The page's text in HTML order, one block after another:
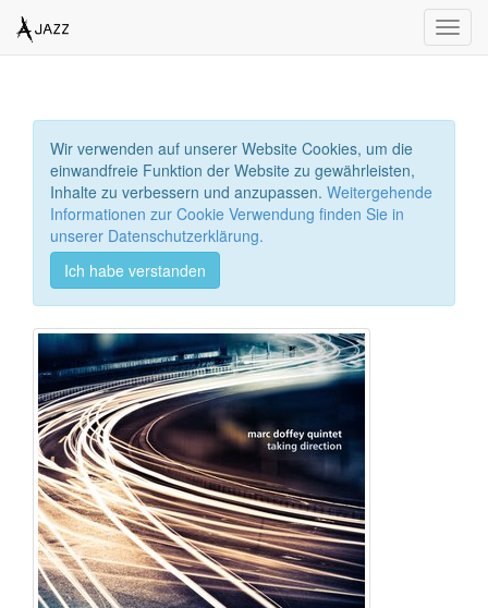
Wir verwenden auf unserer Website Cookies, um die
einwandfreie Funktion der Website zu gewährleisten,
Inhalte zu verbessern und anzupassen. Weitergehende
Informationen zur Cookie Verwendung finden Sie in
unserer Datenschutzerklärung.
Ich habe verstanden